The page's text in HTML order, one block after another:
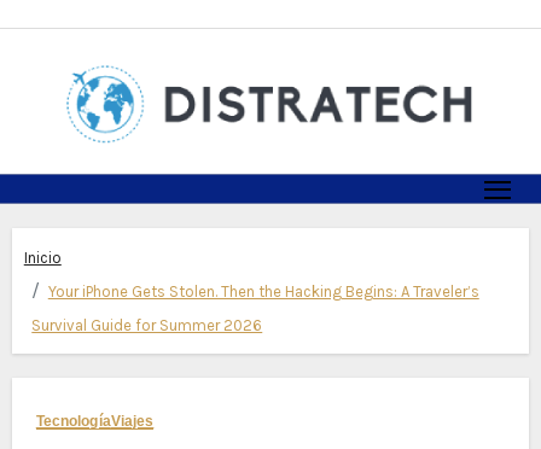
Inicio
Your iPhone Gets Stolen. Then the Hacking Begins: A Traveler’s
Survival Guide for Summer 2026
TecnologíaViajes